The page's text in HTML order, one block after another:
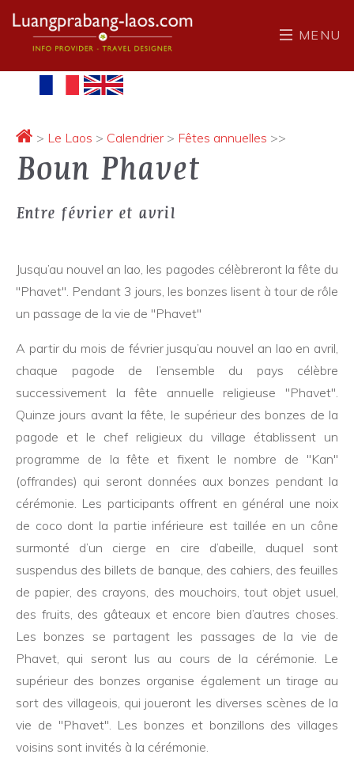
MENU
> Le Laos > Calendrier > Fêtes annuelles >>
Boun Phavet
Entre février et avril
Jusqu’au nouvel an lao, les pagodes célèbreront la fête du
"Phavet". Pendant 3 jours, les bonzes lisent à tour de rôle
un passage de la vie de "Phavet"
A partir du mois de février jusqu’au nouvel an lao en avril,
chaque pagode de l’ensemble du pays célèbre
successivement la fête annuelle religieuse "Phavet".
Quinze jours avant la fête, le supérieur des bonzes de la
pagode et le chef religieux du village établissent un
programme de la fête et fixent le nombre de "Kan"
(offrandes) qui seront données aux bonzes pendant la
cérémonie. Les participants offrent en général une noix
de coco dont la partie inférieure est taillée en un cône
surmonté d’un cierge en cire d’abeille, duquel sont
suspendus des billets de banque, des cahiers, des feuilles
de papier, des crayons, des mouchoirs, tout objet usuel,
des fruits, des gâteaux et encore bien d’autres choses.
Les bonzes se partagent les passages de la vie de
Phavet, qui seront lus au cours de la cérémonie. Le
supérieur des bonzes organise également un tirage au
sort des villageois, qui joueront les diverses scènes de la
vie de "Phavet". Les bonzes et bonzillons des villages
voisins sont invités à la cérémonie.